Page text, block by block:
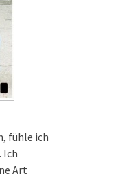
fühle ich
Ich
Art